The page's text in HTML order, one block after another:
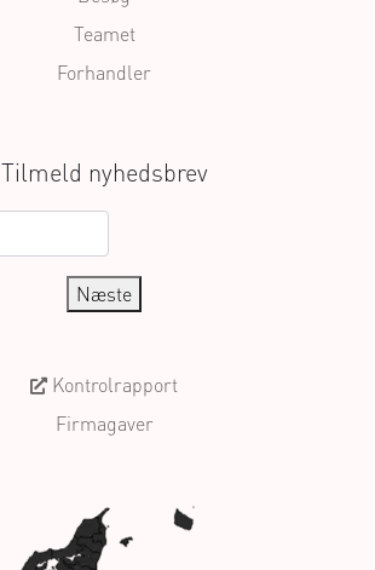
Teamet
Forhandler
Tilmeld nyhedsbrev
Næste
Kontrolrapport
Firmagaver